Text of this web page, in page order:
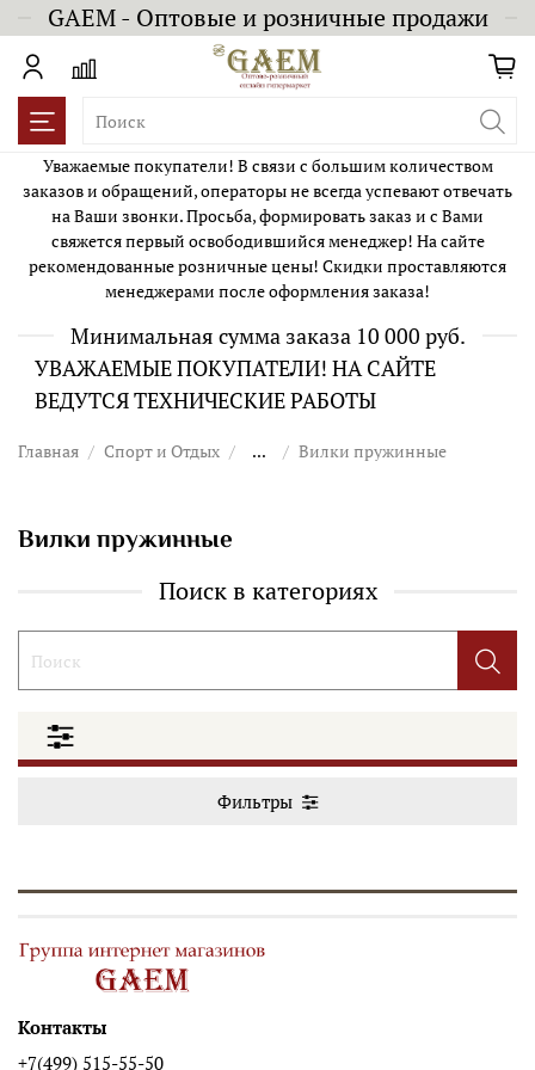
GAEM - Оптовые и розничные продажи
Уважаемые покупатели! В связи с большим количеством
заказов и обращений, операторы не всегда успевают отвечать
на Ваши звонки. Просьба, формировать заказ и с Вами
свяжется первый освободившийся менеджер! На сайте
рекомендованные розничные цены! Скидки проставляются
менеджерами после оформления заказа!
Минимальная сумма заказа 10 000 руб.
УВАЖАЕМЫЕ ПОКУПАТЕЛИ! НА САЙТЕ
ВЕДУТСЯ ТЕХНИЧЕСКИЕ РАБОТЫ
Главная Спорт и Отдых ... Вилки пружинные
Вилки пружинные
Поиск в категориях
Фильтры
Контакты
+7(499) 515-55-50